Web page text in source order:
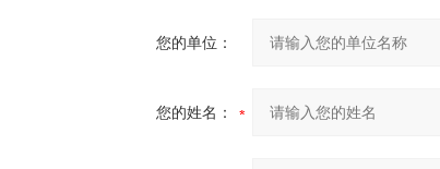
您的单位：
您的姓名：